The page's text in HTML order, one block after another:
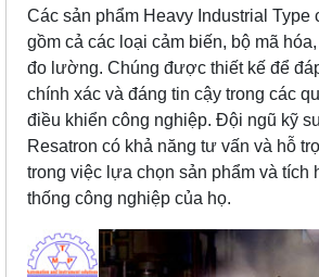
Các sản phẩm Heavy Industrial Type
gồm cả các loại cảm biến, bộ mã
đo lường. Chúng được thiết kế để
chính xác và đáng tin cậy trong các
điều khiển công nghiệp. Đội ngũ kỹ
Resatron có khả năng tư vấn và hỗ
trong việc lựa chọn sản phẩm và tích
thống công nghiệp của họ.